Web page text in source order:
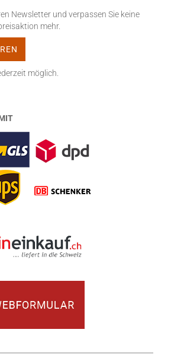
Newsletter und verpassen Sie keine
mehr.
möglich.